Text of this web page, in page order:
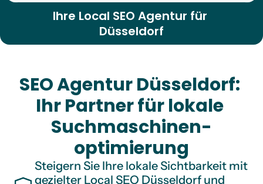
Mehr erfahren
Ihre Local SEO Agentur für
Düsseldorf
SEO Agentur Düsseldorf:
Ihr Partner für lokale
Suchmaschinen-
optimierung
Steigern Sie Ihre lokale Sichtbarkeit mit
gezielter Local SEO Düsseldorf und